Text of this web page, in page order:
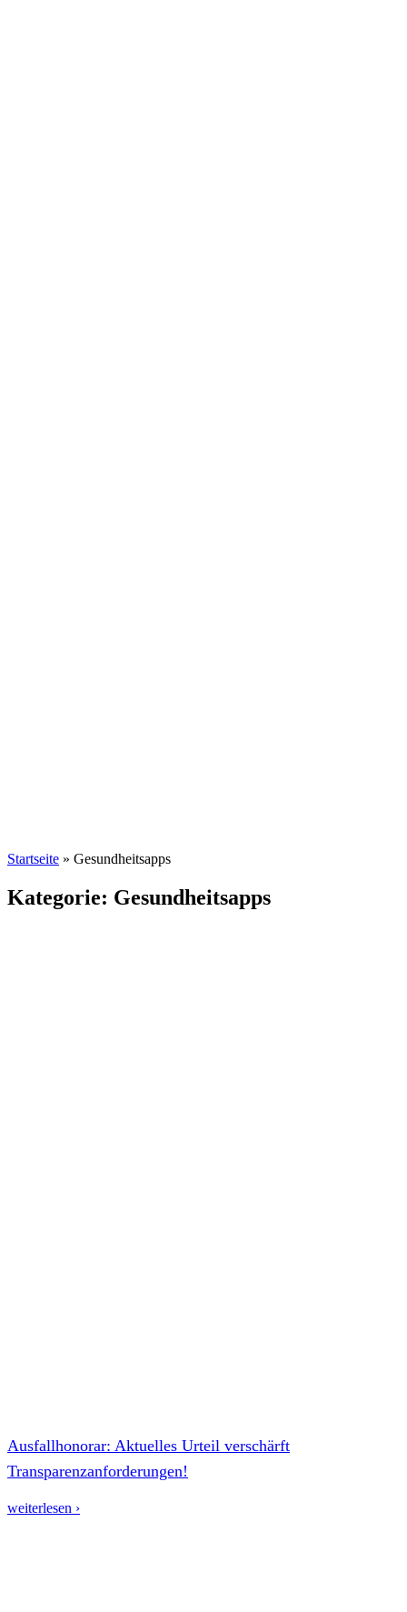
Startseite » Gesundheitsapps
Kategorie: Gesundheitsapps
Ausfallhonorar: Aktuelles Urteil verschärft
Transparenzanforderungen!
weiterlesen ›